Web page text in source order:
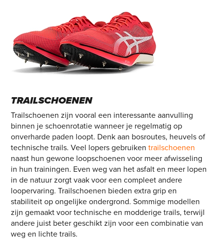
TRAILSCHOENEN
Trailschoenen zijn vooral een interessante aanvulling
binnen je schoenrotatie wanneer je regelmatig op
onverharde paden loopt. Denk aan bosroutes, heuvels of
technische trails. Veel lopers gebruiken trailschoenen
naast hun gewone loopschoenen voor meer afwisseling
in hun trainingen. Even weg van het asfalt en meer lopen
in de natuur zorgt vaak voor een compleet andere
loopervaring. Trailschoenen bieden extra grip en
stabiliteit op ongelijke ondergrond. Sommige modellen
zijn gemaakt voor technische en modderige trails, terwijl
andere juist beter geschikt zijn voor een combinatie van
weg en lichte trails.